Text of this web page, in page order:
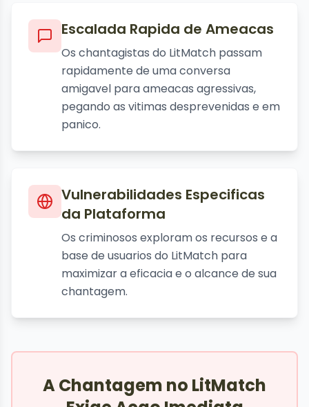
Escalada Rapida de Ameacas
Os chantagistas do LitMatch passam
rapidamente de uma conversa
amigavel para ameacas agressivas,
pegando as vitimas desprevenidas e em
panico.
Vulnerabilidades Especificas
da Plataforma
Os criminosos exploram os recursos e a
base de usuarios do LitMatch para
maximizar a eficacia e o alcance de sua
chantagem.
A Chantagem no LitMatch